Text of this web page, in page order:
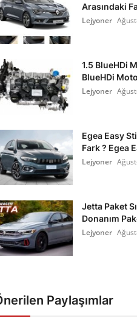
Arasındaki
Lejyoner
1.5 BlueHDi
BlueHDi
Lejyoner
Egea Easy
Fark ? Egea
Lejyoner
Jetta Paket
Donanım
Lejyoner
Paylaşımlar